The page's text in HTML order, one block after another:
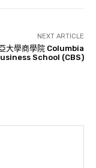
NEXT ARTICLE
大學商學院 Columbia
School (CBS)